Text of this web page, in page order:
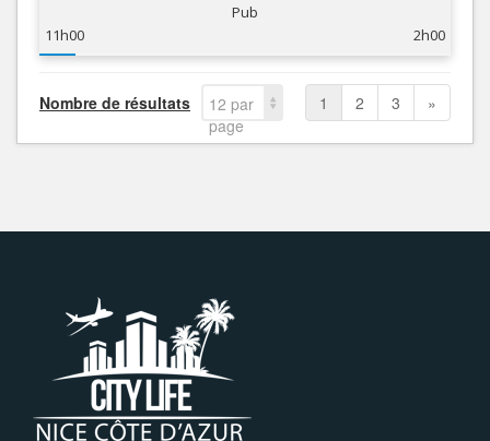
Pub
11h00
2h00
Nombre de résultats
12 par
page
1 2 3 »